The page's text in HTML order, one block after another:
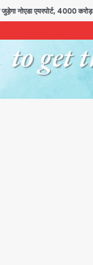
4000 करोड़ रुपये की